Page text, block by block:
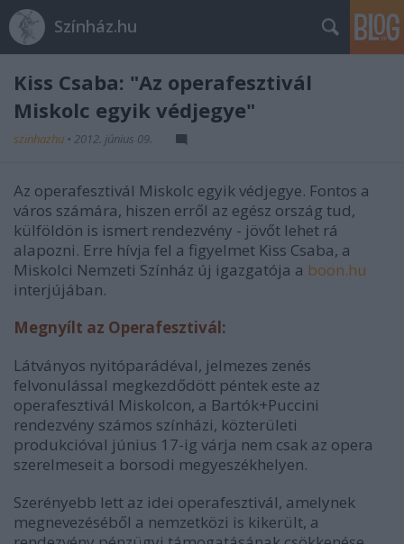
Színház.hu
Kiss Csaba: "Az operafesztivál
Miskolc egyik védjegye"
szinhazhu • 2012. június 09.
Az operafesztivál Miskolc egyik védjegye. Fontos a
város számára, hiszen erről az egész ország tud,
külföldön is ismert rendezvény - jövőt lehet rá
alapozni. Erre hívja fel a figyelmet Kiss Csaba, a
Miskolci Nemzeti Színház új igazgatója a boon.hu
interjújában.
Megnyílt az Operafesztivál:
Látványos nyitóparádéval, jelmezes zenés
felvonulással megkezdődött péntek este az
operafesztivál Miskolcon, a Bartók+Puccini
rendezvény számos színházi, közterületi
produkcióval június 17-ig várja nem csak az opera
szerelmeseit a borsodi megyeszékhelyen.
Szerényebb lett az idei operafesztivál, amelynek
megnevezéséből a nemzetközi is kikerült, a